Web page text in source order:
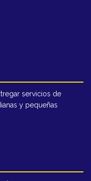
servicios de
y pequeñas